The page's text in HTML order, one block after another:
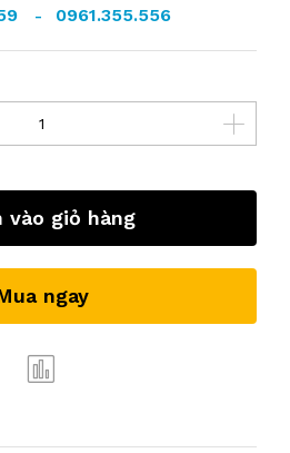
- 0961.355.556
vào giỏ hàng
ngay